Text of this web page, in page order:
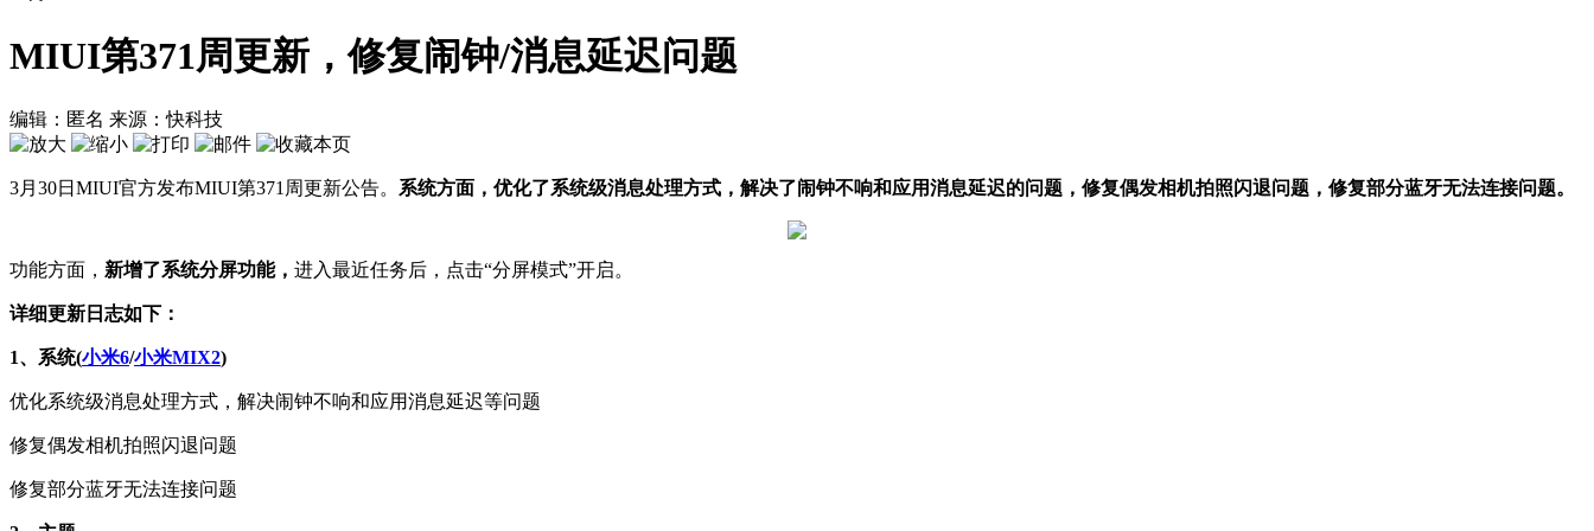
MIUI第371周更新，修复闹钟/消息延迟问题
编辑：匿名 来源：快科技
3月30日MIUI官方发布MIUI第371周更新公告。 系统方面，优化了系统级消息处理方式，解决了闹钟不响和应用消息延迟的问题，修复偶发相机拍照闪退问题，修复部分蓝牙无法连接问题。
功能方面， 新增了系统分屏功能， 进入最近任务后，点击“分屏模式”开启。
详细更新日志如下：
1、系统(小米6/小米MIX2)
优化系统级消息处理方式，解决闹钟不响和应用消息延迟等问题
修复偶发相机拍照闪退问题
修复部分蓝牙无法连接问题